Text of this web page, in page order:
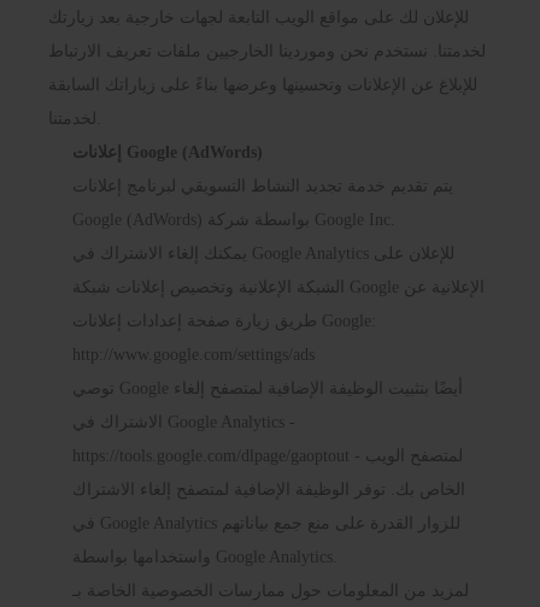
للإعلان لك على مواقع الويب التابعة لجهات خارجية بعد زيارتك
لخدمتنا. نستخدم نحن وموردينا الخارجيين ملفات تعريف الارتباط
للإبلاغ عن الإعلانات وتحسينها وعرضها بناءً على زياراتك السابقة
إعلانات Google (AdWords)
يتم تقديم خدمة تجديد النشاط التسويقي لبرنامج إعلانات
Google (AdWords) بواسطة شركة Google Inc.
يمكنك إلغاء الاشتراك في Google Analytics للإعلان على
الشبكة الإعلانية وتخصيص إعلانات شبكة Google الإعلانية عن
طريق زيارة صفحة إعدادات إعلانات Google:
http://www.google.com/settings/ads
توصي Google أيضًا بتثبيت الوظيفة الإضافية لمتصفح إلغاء
الاشتراك في Google Analytics -
https://tools.google.com/dlpage/gaoptout - لمتصفح الويب
الخاص بك. توفر الوظيفة الإضافية لمتصفح إلغاء الاشتراك
في Google Analytics للزوار القدرة على منع جمع بياناتهم
واستخدامها بواسطة Google Analytics.
لمزيد من المعلومات حول ممارسات الخصوصية الخاصة بـ